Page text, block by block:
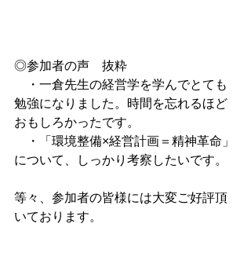
◎参加者の声　抜粋
・一倉先生の経営学を学んでとても
勉強になりました。時間を忘れるほど
おもしろかったです。
・「環境整備×経営計画＝精神革命」
について、しっかり考察したいです。
等々、参加者の皆様には大変ご好評頂
いております。